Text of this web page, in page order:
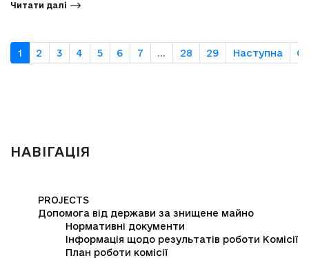
Читати далі
1 2 3 4 5 6 7 ... 28 29 Наступна
НАВІГАЦІЯ
PROJECTS
Допомога від держави за знищене майно
Нормативні документи
Інформація щодо результатів роботи Комісії
План роботи комісії